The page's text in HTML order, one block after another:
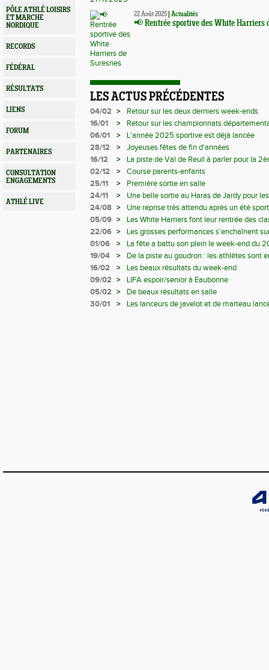
PÔLE ATHLÉ LOISIRS
ET MARCHE
NORDIQUE
RECORDS
FÉDÉRAL
RÉSULTATS
LIENS
FORUM
PARTENAIRES
CONSULTATION
ENGAGEMENTS
ATHLÉ LIVE
22 Août 2025 Actualités
📢 Rentrée sportive des White Harriers
LES ACTUS PRÉCÉDENTES
04/02 >
Retour sur les deux derniers week-ends
16/01
>
Retour sur les championnats
06/01
>
L'année 2025 sportive est déjà lancée
28/12
>
Joyeuses fêtes de fin d'années
16/12
>
La piste de Val de Reuil à parler pour la
départemantaux
02/12 >
Course parents-enfants
25/11
>
Première sortie en salle
24/11
>
Une belle sortie au Haras de Jardy pour
24/08 >
Une reprise très attendu après un été
05/09 >
Les White Harriers font leur rentrée des
22/06 >
Les grosses performances s’enchaînent
01/06
>
La fête a battu son plein le week-end du
19/04
>
De la piste au goudron : les athlètes sont
16/02
>
Les beaux résultats du week-end
09/02 >
LIFA espoir/senior à Eaubonne
05/02 >
De beaux résultats en salle
30/01
> Les lanceurs de javelot et de marteau